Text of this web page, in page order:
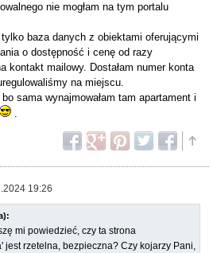
nie mogłam na tym portalu
baza danych z obiektami oferującymi
o dostępność i cenę od razy
kontakt mailowy. Dostałam numer konta
na miejscu.
sama wynajmowałam tam apartament i
.
19:26
mi powiedzieć, czy ta strona
jest rzetelna, bezpieczna? Czy kojarzy Pani,